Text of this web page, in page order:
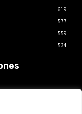
619
577
559
534